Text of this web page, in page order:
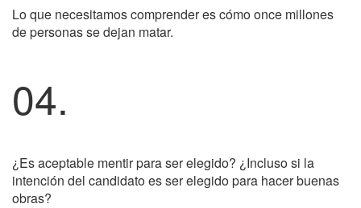
Lo que necesitamos comprender es cómo once millones
de personas se dejan matar.
04.
¿Es aceptable mentir para ser elegido? ¿Incluso si la
intención del candidato es ser elegido para hacer buenas
obras?